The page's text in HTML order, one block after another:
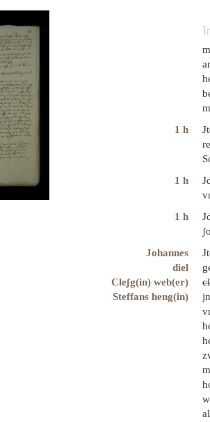
1 h
1 h
1 h
Johannes
diel
Cleʃg(in) web(er)
Steffans heng(in)